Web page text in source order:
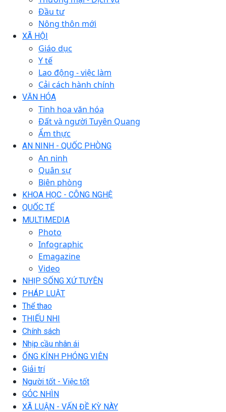
Đầu tư
Nông thôn mới
XÃ HỘI
Giáo dục
Y tế
Lao động - việc làm
Cải cách hành chính
VĂN HÓA
Tinh hoa văn hóa
Đất và người Tuyên Quang
Ẩm thực
AN NINH - QUỐC PHÒNG
An ninh
Quân sự
Biên phòng
KHOA HỌC - CÔNG NGHỆ
QUỐC TẾ
MULTIMEDIA
Photo
Infographic
Emagazine
Video
NHỊP SỐNG XỨ TUYÊN
PHÁP LUẬT
Thể thao
THIẾU NHI
Chính sách
Nhịp cầu nhân ái
ỐNG KÍNH PHÓNG VIÊN
Giải trí
Người tốt - Việc tốt
GÓC NHÌN
XÃ LUẬN - VẤN ĐỀ KỲ NÀY